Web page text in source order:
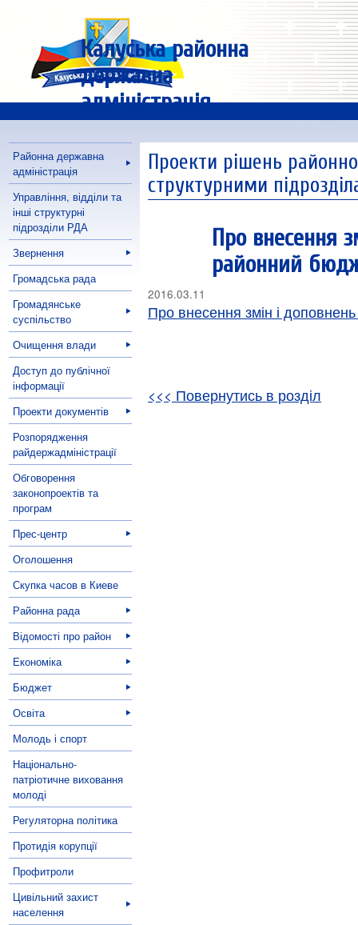
Калуська районна
державна
адміністрація
Районна державна
адміністрація
Управління, відділи та
інші структурні
підрозділи РДА
Звернення
Громадська рада
Громадянське
суспільство
Очищення влади
Доступ до публічної
інформації
Проекти документів
Розпорядження
райдержадміністрації
Обговорення
законопроектів та
програм
Прес-центр
Оголошення
Скупка часов в Киеве
Районна рада
Відомості про район
Економіка
Бюджет
Освіта
Молодь і спорт
Національно-
патріотичне виховання
молоді
Регуляторна політика
Протидія корупції
Профитроли
Цивільний захист
населення
Проекти рішень
структурними
Про внесення
районний
2016.03.11
Про внесення змін і
<<< Повернутись в розділ